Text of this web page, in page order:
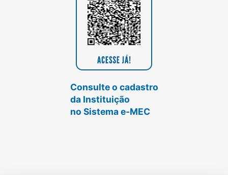
Consulte o cadastro
da Instituição
no Sistema e-MEC